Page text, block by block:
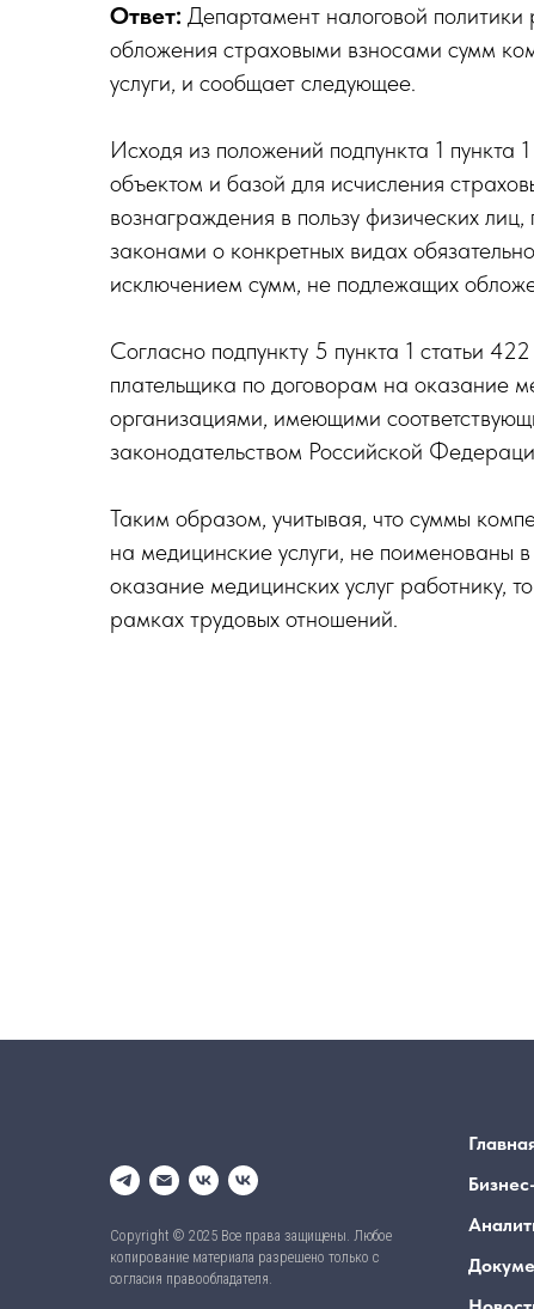
Ответ: Департамент налоговой
обложения страховыми взносами сумм
услуги, и сообщает следующее.
Исходя из положений подпункта 1
объектом и базой для исчисления
вознаграждения в пользу физических
законами о конкретных видах
исключением сумм, не подлежащих
Согласно подпункту 5 пункта 1 статьи
плательщика по договорам на оказание
организациями, имеющими
законодательством Российской
Таким образом, учитывая, что суммы
на медицинские услуги, не поименованы
оказание медицинских услуг работнику,
рамках трудовых отношений.
Copyright © 2025 Все права защищены. Любое
копирование материала разрешено только с
согласия правообладателя.